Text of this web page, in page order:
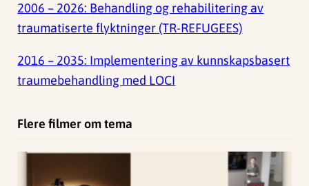
Flere filmer om tema
2006 – 2026: Behandling og rehabilitering av
traumatiserte flyktninger (TR-REFUGEES)
2016 – 2035: Implementering av kunnskapsbasert
traumebehandling med LOCI